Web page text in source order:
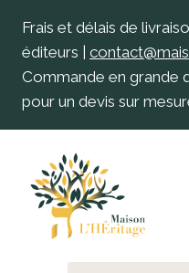
Frais et délais de
éditeurs |
Commande en grande
pour un devis sur